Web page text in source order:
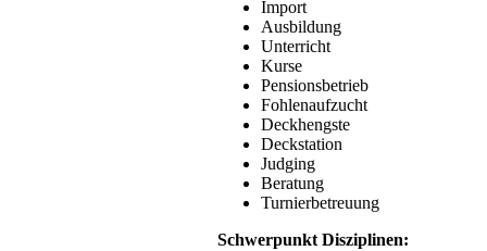
Import
Ausbildung
Unterricht
Kurse
Pensionsbetrieb
Fohlenaufzucht
Deckhengste
Deckstation
Judging
Beratung
Turnierbetreuung
Schwerpunkt Disziplinen: